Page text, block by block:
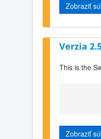
Zobraziť
Verzia
This is the
Zobraziť